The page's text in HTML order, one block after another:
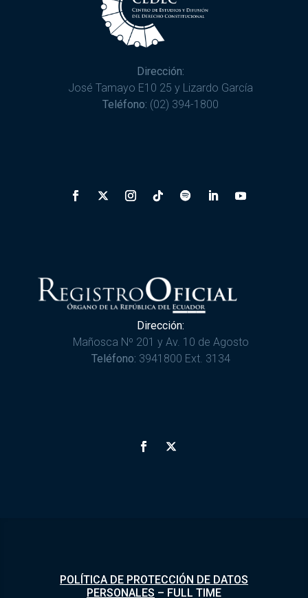
Dirección:
José Tamayo E10 25 y Lizardo García
Teléfono: (02) 394-1800
Dirección:
Mañosca Nº 201 y Av. 10 de Agosto
Teléfono: 3941800 Ext. 3134
POLÍTICA DE PROTECCIÓN DE DATOS
PERSONALES – FULL TIME